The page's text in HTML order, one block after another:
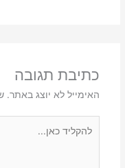
כתיבת תגובה
האימייל לא יוצג באתר.
כאן...